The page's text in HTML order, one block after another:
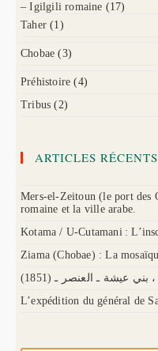
– Igilgili romaine (17)
Taher (1)
Chobae (3)
Préhistoire (4)
Tribus (2)
ARTICLES RÉCENTS
Mers-el-Zeitoun (le port
romaine et la ville arabe.
Kotama / U-Cutamani :
Ziama (Chobae) : La
، بني عيشة ـ العنصر ـ
L’expédition du général de